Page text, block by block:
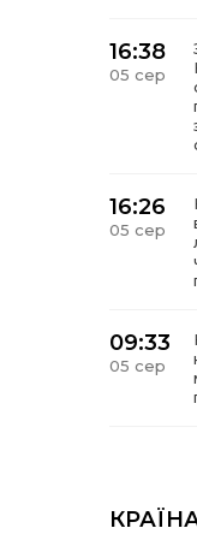
16:38
05 сер
16:26
05 сер
09:33
05 сер